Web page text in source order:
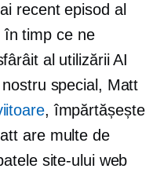
recent episod al
în timp ce ne
al utilizării AI
special, Matt
, împărtășește
are multe de
site-ului web